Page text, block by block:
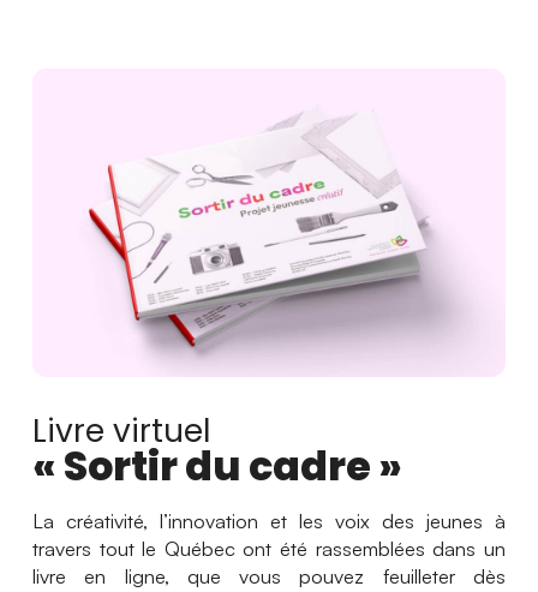
Livre virtuel
« Sortir du cadre »
La créativité, l’innovation et les voix des jeunes à
travers tout le Québec ont été rassemblées dans un
livre en ligne, que vous pouvez feuilleter dès